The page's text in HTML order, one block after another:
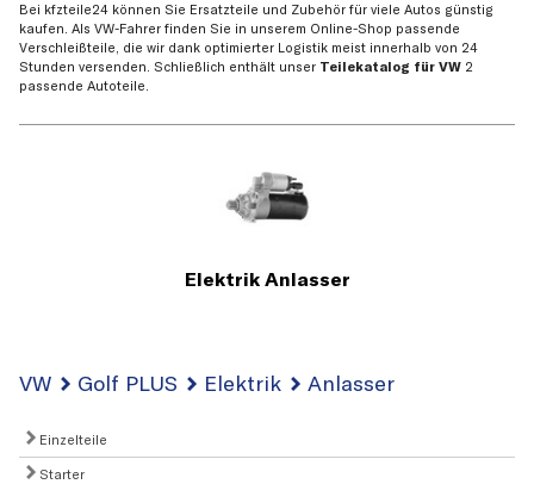
Bei kfzteile24 können Sie Ersatzteile und Zubehör für viele Autos günstig
kaufen. Als VW-Fahrer finden Sie in unserem Online-Shop passende
Verschleißteile, die wir dank optimierter Logistik meist innerhalb von 24
Stunden versenden. Schließlich enthält unser Teilekatalog für VW 2
passende Autoteile.
Elektrik Anlasser
VW Golf PLUS Elektrik Anlasser
Einzelteile
Starter